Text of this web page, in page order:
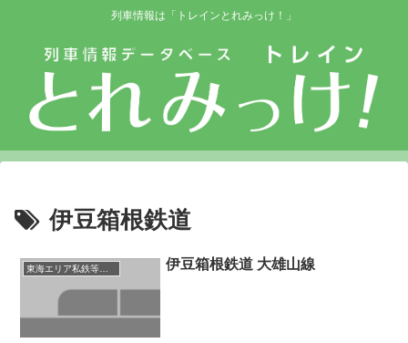
列車情報は「トレインとれみっけ！」
伊豆箱根鉄道
東海エリア私鉄等路線 伊豆箱根鉄道 大雄山線